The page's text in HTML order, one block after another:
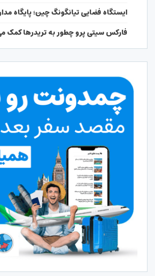
ایستگاه فضایی تیانگونگ چین؛ پایگاه
فارکس سیتی پرو چطور به تریدرها کمک